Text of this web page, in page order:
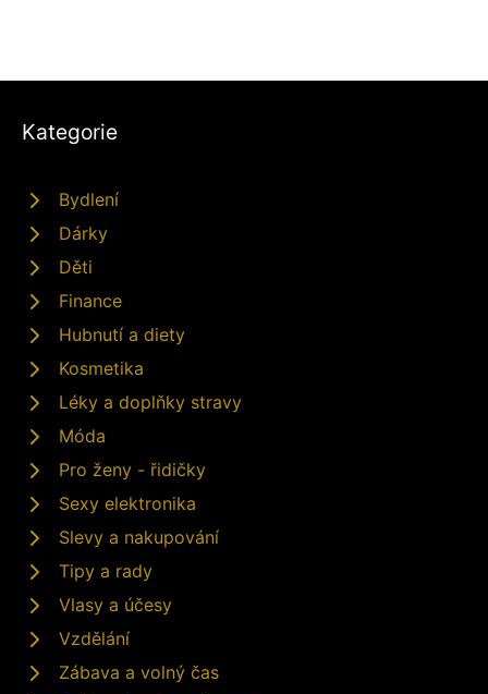
Kategorie
Bydlení
Dárky
Děti
Finance
Hubnutí a diety
Kosmetika
Léky a doplňky stravy
Móda
Pro ženy - řidičky
Sexy elektronika
Slevy a nakupování
Tipy a rady
Vlasy a účesy
Vzdělání
Zábava a volný čas